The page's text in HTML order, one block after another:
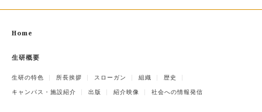
Home
生研概要
生研の特色 所長挨拶 スローガン 組織 歴史
キャンパス・施設紹介 出版 紹介映像 社会への情報発信